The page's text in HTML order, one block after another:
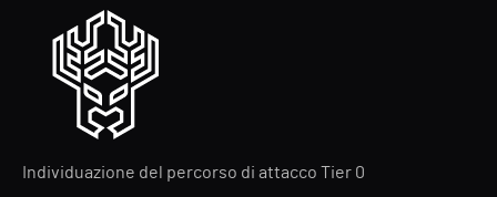
Individuazione del percorso di attacco Tier 0